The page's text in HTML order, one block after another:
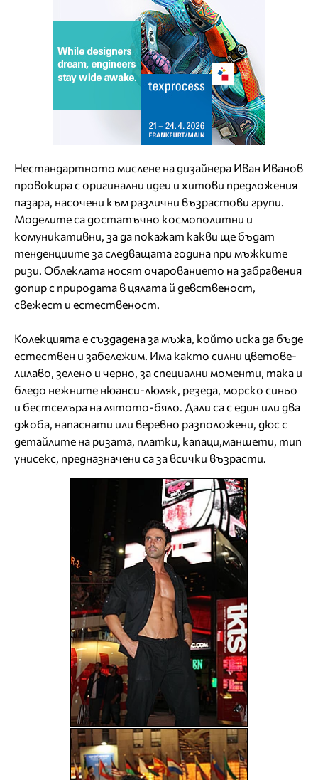
Нестандартното мислене на дизайнера Иван Иванов
провокира с оригинални идеи и хитови предложения
пазара, насочени към различни възрастови групи.
Моделите са достатъчно космополитни и
комуникативни, за да покажат какви ще бъдат
тенденциите за следващата година при мъжките
ризи. Облеклата носят очарованието на забравения
допир с природата в цялата й девственост,
свежест и естественост.
Колекцията е създадена за мъжа, който иска да бъде
естествен и забележим. Има както силни цветове-
лилаво, зелено и черно, за специални моменти, така и
бледо нежните нюанси-люляк, резеда, морско синьо
и бестселъра на лятото-бяло. Дали са с един или два
джоба, напаснати или веревно разположени, дюс с
детайлите на ризата, платки, капаци,маншети, тип
унисекс, предназначени са за всички възрасти.